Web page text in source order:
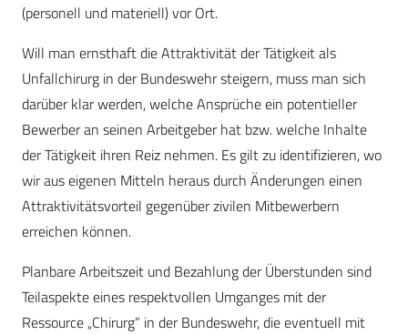
(personell und materiell) vor Ort.
Will man ernsthaft die Attraktivität der Tätigkeit als
Unfallchirurg in der Bundeswehr steigern, muss man sich
darüber klar werden, welche Ansprüche ein potentieller
Bewerber an seinen Arbeitgeber hat bzw. welche Inhalte
der Tätigkeit ihren Reiz nehmen. Es gilt zu identifizieren, wo
wir aus eigenen Mitteln heraus durch Änderungen einen
Attraktivitätsvorteil gegenüber zivilen Mitbewerbern
erreichen können.
Planbare Arbeitszeit und Bezahlung der Überstunden sind
Teilaspekte eines respektvollen Umganges mit der
Ressource „Chirurg“ in der Bundeswehr, die eventuell mit